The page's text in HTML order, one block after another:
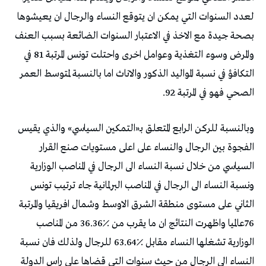
لعدد السنوات التي يمكن ان يتوقع النساء والرجال ان يعيشوها
بصحة جيدة مع الاخذ في الاعتبار السنوات الضائعة بسبب العنف
والمرض وسوء التغذية وعوامل اخرى واحتلت تونس المرتبة 81 في
التكافؤ في نسبة المواليد الذكور والاناث اما بالنسبة لمتوسط العمر
الصحي فهو في المرتبة 92.
وبالنسبة للركن الرابع المتعلق بـ«التمكين السياسي» والذي يقيس
الفجوة بين الرجال والنساء على اعلى مستويات صنع القرار
السياسي من خلال نسبة النساء الى الرجال في المناصب الوزارية
ونسبة النساء الى الرجال في المناصب البرلمانية جاء ترتيب تونس
الثاني على مستوى منطقة الشرق الاوسط وشمال افريقيا والمرتبة
76عالميا واظهرت النتائج ان ما يقرب من ٪36.36 من المناصب
الوزارية تشغلها النساء مقابل ٪63.64 للرجال ولذلك فان نسبة
النساء الى الرجال من حيث سنوات التي قضاها على راس الدولة